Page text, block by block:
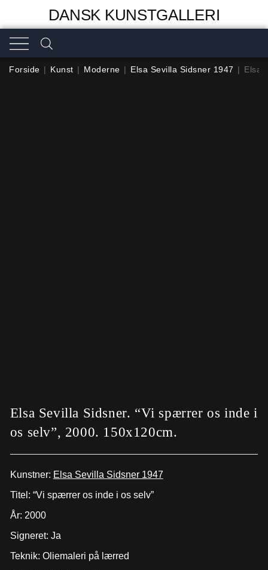
DANSK KUNSTGALLERI
Forside | Kunst | Moderne | Elsa Sevilla Sidsner 1947 | Elsa
Elsa Sevilla Sidsner. “Vi spærrer os inde i
os selv”, 2000. 150x120cm.
Kunstner: Elsa Sevilla Sidsner 1947
Titel: “Vi spærrer os inde i os selv”
År: 2000
Signeret: Ja
Teknik: Oliemaleri på lærred